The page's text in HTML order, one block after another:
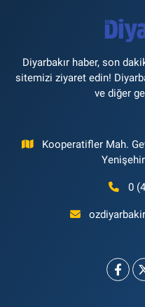
Diyarbakır haber, son
sitemizi ziyaret edin!
ve diğer
Kooperatifler Mah.
0